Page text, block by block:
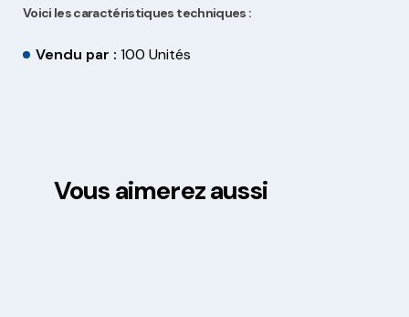
Voici les caractéristiques techniques :
Vendu par : 100 Unités
Vous aimerez aussi